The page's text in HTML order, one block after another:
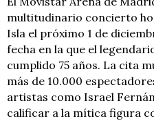
multitudinario concierto
Isla el próximo 1 de
fecha en la que el
cumplido 75 años. La cita
más de 10.000
artistas como Israel
calificar a la mítica figura